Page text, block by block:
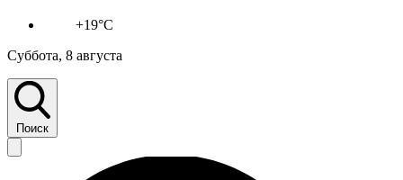
+19°C
Суббота, 8 августа
Поиск